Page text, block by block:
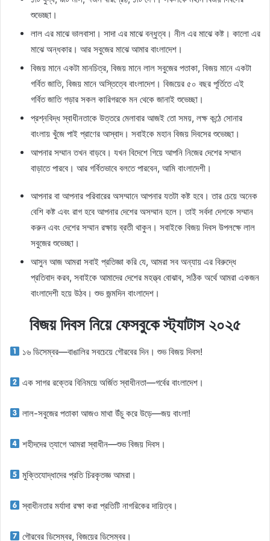
শুভেচ্ছা।
লাল এর মাঝে ভালবাসা। সাদা এর মাঝে বন্ধুত্ব। নীল এর মাঝে কষ্ট। কালো এর
মাঝে অন্ধকার। আর সবুজের মাঝে আমার বাংলাদেশ।
বিজয় মানে একটা মানচিত্র, বিজয় মানে লাল সবুজের পতাকা, বিজয় মানে একটা
গর্বিত জাতি, বিজয় মানে অস্তিত্বে বাংলাদেশ। বিজয়ের ৫০ বছর পূর্তিতে এই
গর্বিত জাতি গড়ার সকল কারিগরকে মন থেকে জানাই শুভেচ্ছা।
প্রশ্নবিদ্ধ স্বাধীনতাকে উত্তরে মেলাবার আজই তো সময়, লক্ষ কন্ঠে সোনার
বাংলায় খুঁজে পাই প্রাণের আস্বাদ। সবাইকে মহান বিজয় দিবসের শুভেচ্ছা।
আপনার সম্মান তখন বাড়বে। যখন বিদেশে গিয়ে আপনি নিজের দেশের সম্মান
বাড়াতে পারবে। আর গর্বিতভাবে বলতে পারবেন, আমি বাংলাদেশী।
আপনার বা আপনার পরিবারের অসম্মানে আপনার যতটা কষ্ট হবে। তার চেয়ে অনেক
বেশি কষ্ট এবং রাগ হবে আপনার দেশের অসম্মান হলে। তাই সর্বদা দেশকে সম্মান
করুন এবং দেশের সম্মান রক্ষায় ব্রতী থাকুন। সবাইকে বিজয় দিবস উপলক্ষে লাল
সবুজের শুভেচ্ছা।
আসুন আজ আমরা সবাই প্রতিজ্ঞা করি যে, আমরা সব অন্যায় এর বিরুদ্ধে
প্রতিবাদ করব, সবাইকে আমাদের দেশের মহত্ত্ব বোঝাব, সঠিক অর্থে আমরা একজন
বাংলাদেশী হয়ে উঠব। শুভ জন্মদিন বাংলাদেশ।
বিজয় দিবস নিয়ে ফেসবুকে স্ট্যাটাস ২০২৫
১৬ ডিসেম্বর—বাঙালির সবচেয়ে গৌরবের দিন। শুভ বিজয় দিবস!
এক সাগর রক্তের বিনিময়ে অর্জিত স্বাধীনতা—গর্বের বাংলাদেশ।
লাল-সবুজের পতাকা আজও মাথা উঁচু করে উড়ে—জয় বাংলা!
শহীদদের ত্যাগে আমরা স্বাধীন—শুভ বিজয় দিবস।
মুক্তিযোদ্ধাদের প্রতি চিরকৃতজ্ঞ আমরা।
স্বাধীনতার মর্যাদা রক্ষা করা প্রতিটি নাগরিকের দায়িত্ব।
গৌরবের ডিসেম্বর, বিজয়ের ডিসেম্বর।